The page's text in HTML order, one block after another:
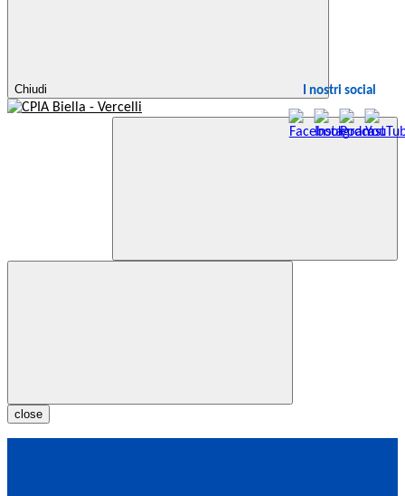
Chiudi I nostri social
close